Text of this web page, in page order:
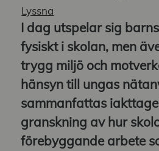
Lyssna
I dag utspelar sig
fysiskt i skolan, men
trygg miljö och
hänsyn till ungas
sammanfattas
granskning av hur
förebyggande arbete